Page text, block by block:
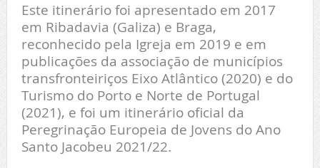
Este itinerário foi apresentado em 2017
em Ribadavia (Galiza) e Braga,
reconhecido pela Igreja em 2019 e em
publicações da associação de municípios
transfronteiriços Eixo Atlântico (2020) e do
Turismo do Porto e Norte de Portugal
(2021), e foi um itinerário oficial da
Peregrinação Europeia de Jovens do Ano
Santo Jacobeu 2021/22.